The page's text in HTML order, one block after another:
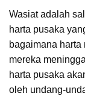
Wasiat adalah
harta pusaka
bagaimana
mereka
harta pusaka
oleh undang-